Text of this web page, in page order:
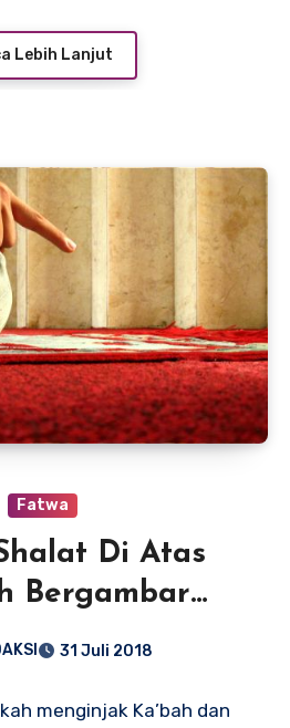
Lebih Lanjut
Fatwa
Di Atas
Bergambar
dan Gambar
31 Juli 2018
menginjak Ka’bah dan